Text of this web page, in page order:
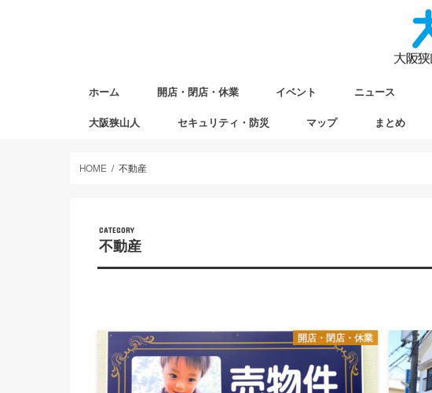
ホーム 開店・閉店・休業 イベント ニュース
大阪狭山人 セキュリティ・防災 マップ まとめ
HOME 不動産
CATEGORY
不動産
開店・閉店・休業